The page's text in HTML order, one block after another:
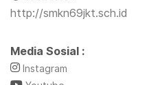
http://smkn69jkt.sch.id
Media Sosial :
Instagram